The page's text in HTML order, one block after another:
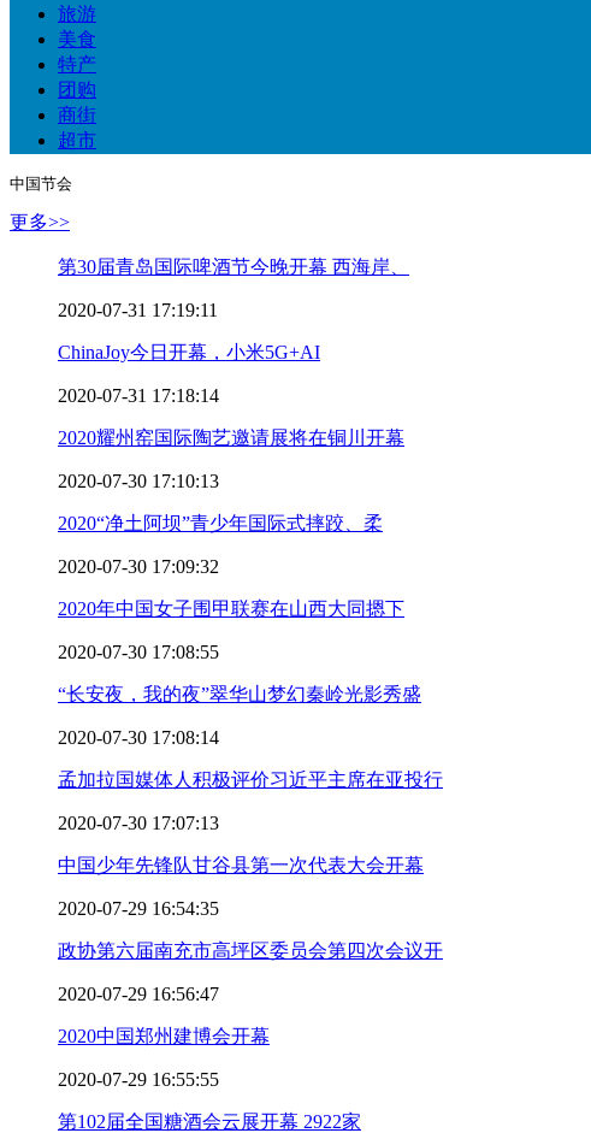
旅游
美食
特产
团购
商街
超市
中国节会
更多>>
第30届青岛国际啤酒节今晚开幕 西海岸、
2020-07-31 17:19:11
ChinaJoy今日开幕，小米5G+AI
2020-07-31 17:18:14
2020耀州窑国际陶艺邀请展将在铜川开幕
2020-07-30 17:10:13
2020“净土阿坝”青少年国际式摔跤、柔
2020-07-30 17:09:32
2020年中国女子围甲联赛在山西大同摁下
2020-07-30 17:08:55
“长安夜，我的夜”翠华山梦幻秦岭光影秀盛
2020-07-30 17:08:14
孟加拉国媒体人积极评价习近平主席在亚投行
2020-07-30 17:07:13
中国少年先锋队甘谷县第一次代表大会开幕
2020-07-29 16:54:35
政协第六届南充市高坪区委员会第四次会议开
2020-07-29 16:56:47
2020中国郑州建博会开幕
2020-07-29 16:55:55
第102届全国糖酒会云展开幕 2922家